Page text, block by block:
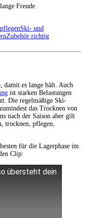
Freude.
Ski- und
Zubehör richtig
damit es lange hält. Auch
ist starken Belastungen
Die regelmäßige Ski-
das Trocknen von
nach der Saison aber gilt
trocknen, pflegen,
für die Lagerphase im
Clip:
übersteht dein